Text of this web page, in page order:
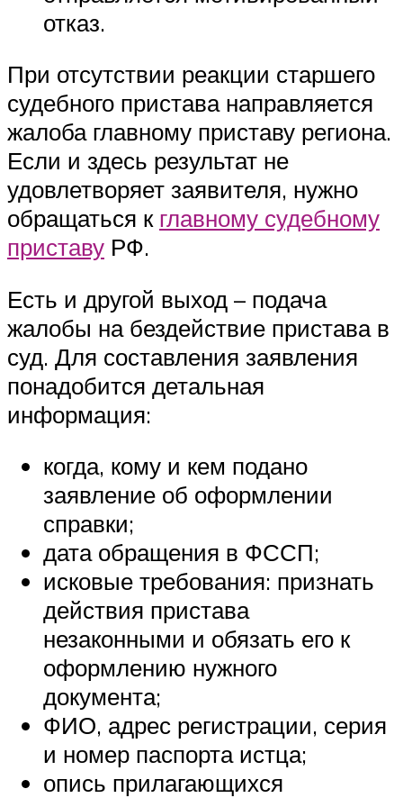
отказ.
При отсутствии реакции старшего
судебного пристава направляется
жалоба главному приставу региона.
Если и здесь результат не
удовлетворяет заявителя, нужно
обращаться к главному судебному
приставу РФ.
Есть и другой выход – подача
жалобы на бездействие пристава в
суд. Для составления заявления
понадобится детальная
информация:
когда, кому и кем подано
заявление об оформлении
справки;
дата обращения в ФССП;
исковые требования: признать
действия пристава
незаконными и обязать его к
оформлению нужного
документа;
ФИО, адрес регистрации, серия
и номер паспорта истца;
опись прилагающихся